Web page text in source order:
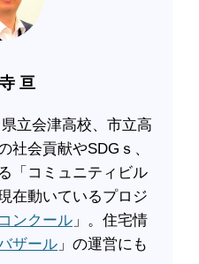
亘
立会津高校、市立高
社会貢献やSDGｓ、
「コミュニティビル
在動いているプロジ
ンクール 」。住宅情
ザール 」の運営にも